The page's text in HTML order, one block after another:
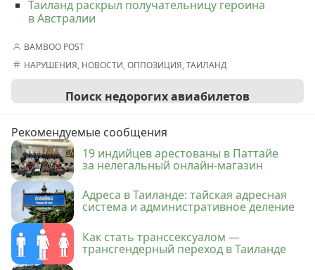
Таиланд раскрыл получательницу героина
в Австралии
BAMBOO POST
НАРУШЕНИЯ, НОВОСТИ,ОППОЗИЦИЯ,ТАИЛАНД
Поиск недорогих авиабилетов
Рекомендуемые сообщения
19 индийцев арестованы в Паттайе
за нелегальный онлайн-магазин
Адреса в Таиланде: тайская адресная
система и административное деление
Как стать транссексуалом —
трансгендерный переход в Таиланде